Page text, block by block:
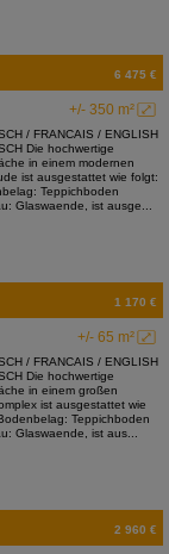
6 475 €
+/- 350 m²
/ FRANCAIS / ENGLISH
Die hochwertige
in einem modernen
ist ausgestattet wie folgt:
Teppichboden
Glaswaende, ist ausge...
1 170 €
+/- 65 m²
/ FRANCAIS / ENGLISH
Die hochwertige
in einem großen
ist ausgestattet wie
Teppichboden
Glaswaende, ist aus...
2 960 €